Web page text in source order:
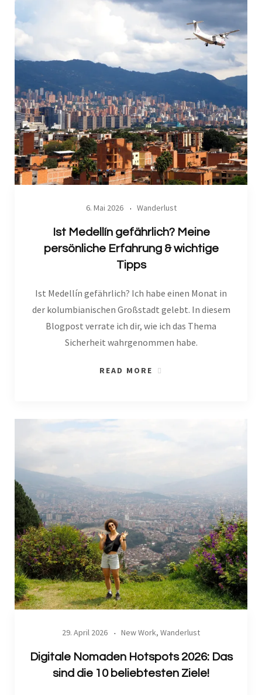
6. Mai 2026 Wanderlust
Ist Medellín gefährlich? Meine
persönliche Erfahrung & wichtige
Tipps
Ist Medellín gefährlich? Ich habe einen Monat in
der kolumbianischen Großstadt gelebt. In diesem
Blogpost verrate ich dir, wie ich das Thema
Sicherheit wahrgenommen habe.
READ MORE
29. April 2026 New Work, Wanderlust
Digitale Nomaden Hotspots 2026: Das
sind die 10 beliebtesten Ziele!